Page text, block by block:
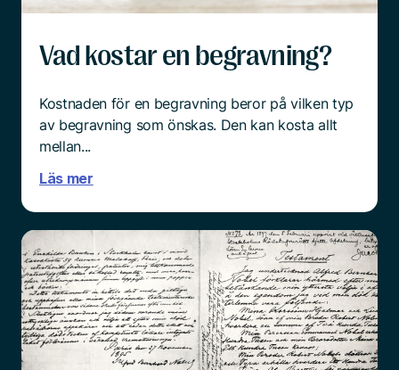
Läs mer
Vad kostar en begravning?
Kostnaden för en begravning beror på vilken typ
av begravning som önskas. Den kan kosta allt
mellan...
Läs mer